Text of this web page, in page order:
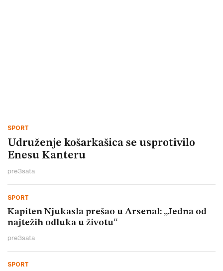
SPORT
Udruženje košarkašica se usprotivilo
Enesu Kanteru
pre3sata
SPORT
Kapiten Njukasla prešao u Arsenal: „Jedna od
najtežih odluka u životu“
pre3sata
SPORT